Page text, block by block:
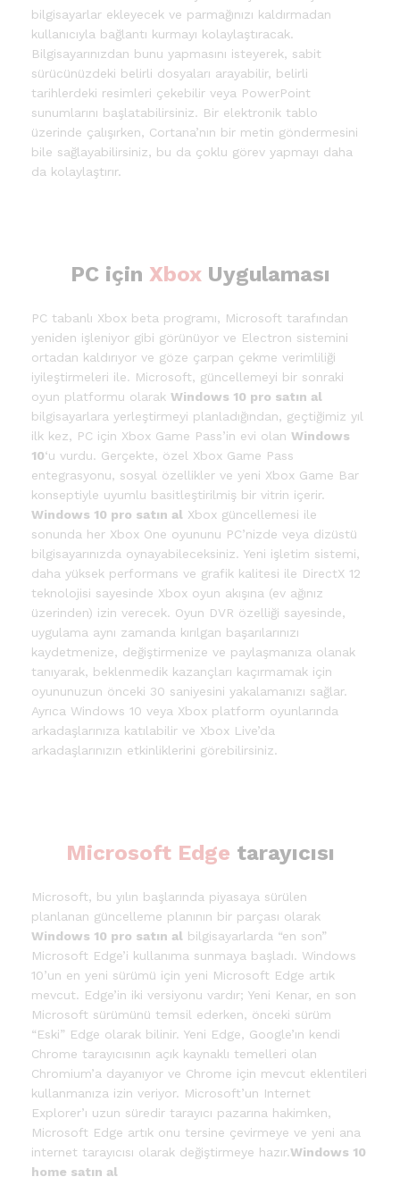
bilgisayarlar ekleyecek ve parmağınızı kaldırmadan
kullanıcıyla bağlantı kurmayı kolaylaştıracak.
Bilgisayarınızdan bunu yapmasını isteyerek, sabit
sürücünüzdeki belirli dosyaları arayabilir, belirli
tarihlerdeki resimleri çekebilir veya PowerPoint
sunumlarını başlatabilirsiniz. Bir elektronik tablo
üzerinde çalışırken, Cortana’nın bir metin göndermesini
bile sağlayabilirsiniz, bu da çoklu görev yapmayı daha
da kolaylaştırır.
PC için XboxUygulaması
PC tabanlı Xbox beta programı, Microsoft tarafından
yeniden işleniyor gibi görünüyor ve Electron sistemini
ortadan kaldırıyor ve göze çarpan çekme verimliliği
iyileştirmeleri ile. Microsoft, güncellemeyi bir sonraki
oyun platformu olarak Windows 10 pro satın al
bilgisayarlara yerleştirmeyi planladığından, geçtiğimiz yıl
ilk kez, PC için Xbox Game Pass’in evi olan Windows
10‘u vurdu. Gerçekte, özel Xbox Game Pass
entegrasyonu, sosyal özellikler ve yeni Xbox Game Bar
konseptiyle uyumlu basitleştirilmiş bir vitrin içerir.
Windows 10 pro satın al Xbox güncellemesi ile
sonunda her Xbox One oyununu PC’nizde veya dizüstü
bilgisayarınızda oynayabileceksiniz. Yeni işletim sistemi,
daha yüksek performans ve grafik kalitesi ile DirectX 12
teknolojisi sayesinde Xbox oyun akışına (ev ağınız
üzerinden) izin verecek. Oyun DVR özelliği sayesinde,
uygulama aynı zamanda kırılgan başarılarınızı
kaydetmenize, değiştirmenize ve paylaşmanıza olanak
tanıyarak, beklenmedik kazançları kaçırmamak için
oyununuzun önceki 30 saniyesini yakalamanızı sağlar.
Ayrıca Windows 10 veya Xbox platform oyunlarında
arkadaşlarınıza katılabilir ve Xbox Live’da
arkadaşlarınızın etkinliklerini görebilirsiniz.
Microsoft Edge tarayıcısı
Microsoft, bu yılın başlarında piyasaya sürülen
planlanan güncelleme planının bir parçası olarak
Windows 10 pro satın al bilgisayarlarda “en son”
Microsoft Edge’i kullanıma sunmaya başladı. Windows
10’un en yeni sürümü için yeni Microsoft Edge artık
mevcut. Edge’in iki versiyonu vardır; Yeni Kenar, en son
Microsoft sürümünü temsil ederken, önceki sürüm
“Eski” Edge olarak bilinir. Yeni Edge, Google’ın kendi
Chrome tarayıcısının açık kaynaklı temelleri olan
Chromium’a dayanıyor ve Chrome için mevcut eklentileri
kullanmanıza izin veriyor. Microsoft’un Internet
Explorer’ı uzun süredir tarayıcı pazarına hakimken,
Microsoft Edge artık onu tersine çevirmeye ve yeni ana
internet tarayıcısı olarak değiştirmeye hazır.Windows 10
home satın al